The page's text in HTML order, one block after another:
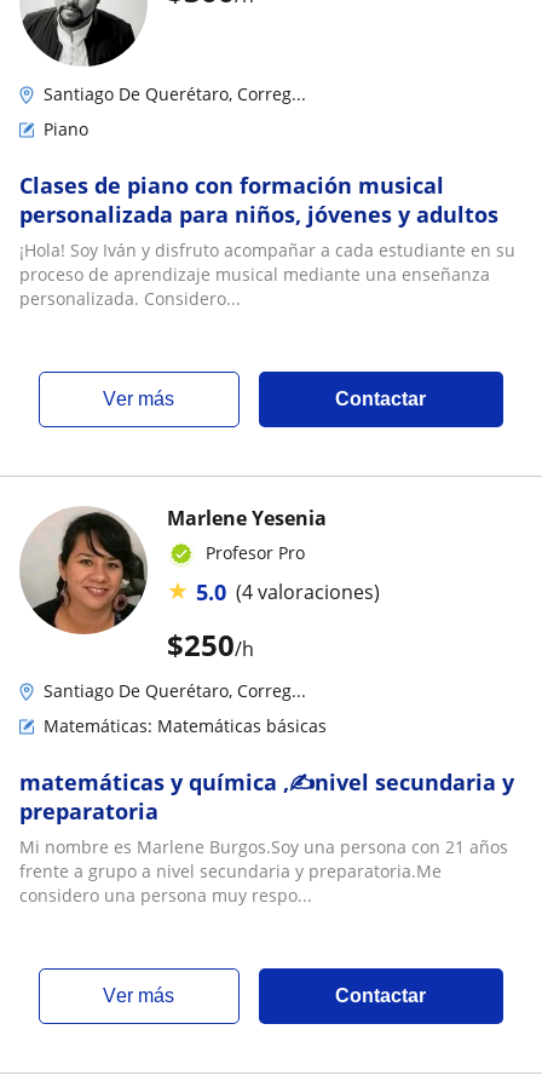
Santiago De Querétaro, Correg...
Piano
Clases de piano con formación musical
personalizada para niños, jóvenes y adultos
¡Hola! Soy Iván y disfruto acompañar a cada estudiante en su
proceso de aprendizaje musical mediante una enseñanza
personalizada. Considero...
ver más Contactar
$250/h
Marlene Yesenia
Profesor Pro
★ 5.0 (4 valoraciones)
Santiago De Querétaro, Correg...
Matemáticas: Matemáticas básicas
matemáticas y química ,✍️nivel secundaria y
preparatoria
Mi nombre es Marlene Burgos.Soy una persona con 21 años
frente a grupo a nivel secundaria y preparatoria.Me
considero una persona muy respo...
ver más Contactar